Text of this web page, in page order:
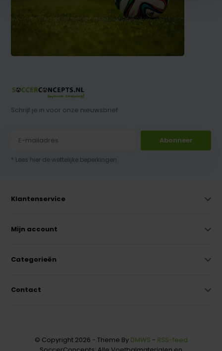
Schrijf je in voor onze nieuwsbrief
Abonneer
* Lees hier de wettelijke beperkingen
Klantenservice
Mijn account
Categorieën
Contact
© Copyright 2026 - Theme By DMWS - RSS-feed